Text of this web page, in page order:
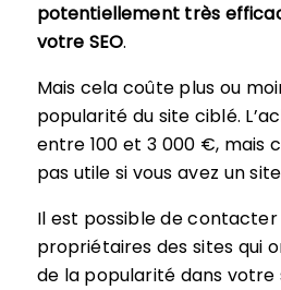
potentiellement très
votre SEO.
Mais cela coûte plus ou
popularité du site ciblé.
entre 100 et 3 000 €, mais
pas utile si vous avez un
Il est possible de
propriétaires des sites qui
de la popularité dans votre